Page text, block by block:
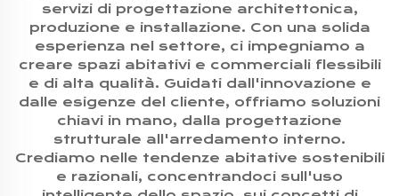
servizi di progettazione architettonica,
produzione e installazione. Con una solida
esperienza nel settore, ci impegniamo a
creare spazi abitativi e commerciali flessibili
e di alta qualità. Guidati dall'innovazione e
dalle esigenze del cliente, offriamo soluzioni
chiavi in mano, dalla progettazione
strutturale all'arredamento interno.
Crediamo nelle tendenze abitative sostenibili
e razionali, concentrandoci sull'uso